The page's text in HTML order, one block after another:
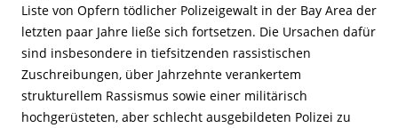
Liste von Opfern tödlicher Polizeigewalt in der Bay Area der
letzten paar Jahre ließe sich fortsetzen. Die Ursachen dafür
sind insbesondere in tiefsitzenden rassistischen
Zuschreibungen, über Jahrzehnte verankertem
strukturellem Rassismus sowie einer militärisch
hochgerüsteten, aber schlecht ausgebildeten Polizei zu